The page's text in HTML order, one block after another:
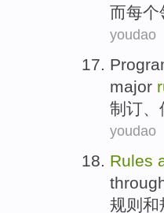
而每个
youdao
major
制订、
youdao
Rules
规则和